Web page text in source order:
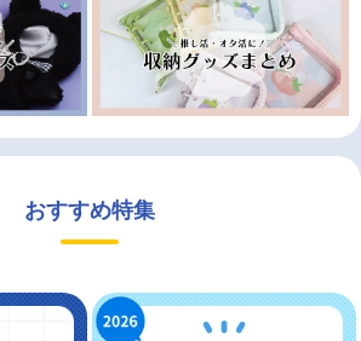
おすすめ特集